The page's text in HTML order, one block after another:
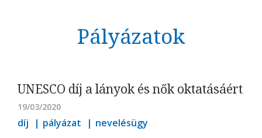
Pályázatok
UNESCO díj a lányok és nők oktatásáért
19/03/2020
díj pályázat nevelésügy